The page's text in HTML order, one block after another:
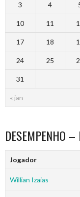
« jan
3 4
10 11
17 18
24 25
31
DESEMPENHO
Jogador
Willian Izaias